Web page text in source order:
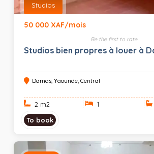
Studios
50 000 XAF/mois
Be the first to rate
Studios bien propres à louer à
Damas, Yaounde, Central
2 m2 1
To book